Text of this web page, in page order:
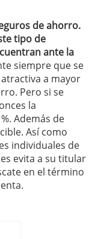
de ahorro.
tipo de
ante la
siempre que se
a mayor
Pero si se
la
Además de
Así como
individuales de
evita a su titular
en el término